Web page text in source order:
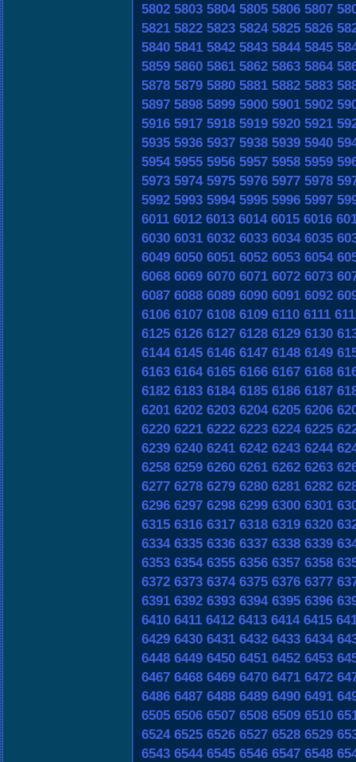
5802 5803 5804 5805 5806 5807
5821 5822 5823 5824 5825 5826
5840 5841 5842 5843 5844 5845
5859 5860 5861 5862 5863 5864
5878 5879 5880 5881 5882 5883
5897 5898 5899 5900 5901 5902
5916 5917 5918 5919 5920 5921
5935 5936 5937 5938 5939 5940
5954 5955 5956 5957 5958 5959
5973 5974 5975 5976 5977 5978
5992 5993 5994 5995 5996 5997
6011 6012 6013 6014 6015 6016
6030 6031 6032 6033 6034 6035
6049 6050 6051 6052 6053 6054
6068 6069 6070 6071 6072 6073
6087 6088 6089 6090 6091 6092
6106 6107 6108 6109 6110 6111
6125 6126 6127 6128 6129 6130
6144 6145 6146 6147 6148 6149
6163 6164 6165 6166 6167 6168
6182 6183 6184 6185 6186 6187
6201 6202 6203 6204 6205 6206
6220 6221 6222 6223 6224 6225
6239 6240 6241 6242 6243 6244
6258 6259 6260 6261 6262 6263
6277 6278 6279 6280 6281 6282
6296 6297 6298 6299 6300 6301
6315 6316 6317 6318 6319 6320
6334 6335 6336 6337 6338 6339
6353 6354 6355 6356 6357 6358
6372 6373 6374 6375 6376 6377
6391 6392 6393 6394 6395 6396
6410 6411 6412 6413 6414 6415
6429 6430 6431 6432 6433 6434
6448 6449 6450 6451 6452 6453
6467 6468 6469 6470 6471 6472
6486 6487 6488 6489 6490 6491
6505 6506 6507 6508 6509 6510
6524 6525 6526 6527 6528 6529
6543 6544 6545 6546 6547 6548